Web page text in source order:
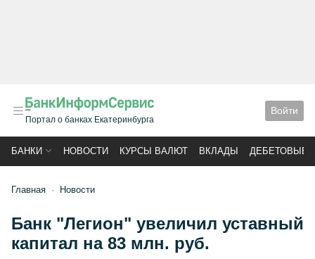
Портал о банках Екатеринбурга
Войти
БАНКИ НОВОСТИ КУРСЫ ВАЛЮТ ВКЛАДЫ ДЕБЕТОВЫЕ
Главная Новости
Банк "Легион" увеличил уставный
капитал на 83 млн. руб.